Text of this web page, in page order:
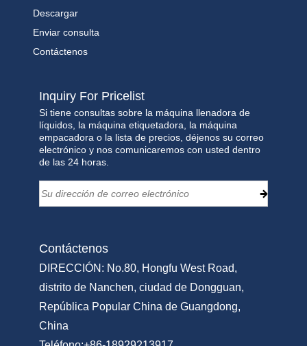
Descargar
Enviar consulta
Contáctenos
Inquiry For Pricelist
Si tiene consultas sobre la máquina llenadora de
líquidos, la máquina etiquetadora, la máquina
empacadora o la lista de precios, déjenos su correo
electrónico y nos comunicaremos con usted dentro
de las 24 horas.
Contáctenos
DIRECCIÓN: No.80, Hongfu West Road,
distrito de Nanchen, ciudad de Dongguan,
República Popular China de Guangdong,
China